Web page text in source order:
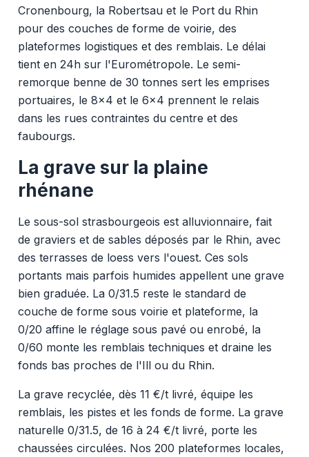
Cronenbourg, la Robertsau et le Port du Rhin
pour des couches de forme de voirie, des
plateformes logistiques et des remblais. Le délai
tient en 24h sur l'Eurométropole. Le semi-
remorque benne de 30 tonnes sert les emprises
portuaires, le 8x4 et le 6x4 prennent le relais
dans les rues contraintes du centre et des
faubourgs.
La grave sur la plaine
rhénane
Le sous-sol strasbourgeois est alluvionnaire, fait
de graviers et de sables déposés par le Rhin, avec
des terrasses de loess vers l'ouest. Ces sols
portants mais parfois humides appellent une grave
bien graduée. La 0/31.5 reste le standard de
couche de forme sous voirie et plateforme, la
0/20 affine le réglage sous pavé ou enrobé, la
0/60 monte les remblais techniques et draine les
fonds bas proches de l'Ill ou du Rhin.
La grave recyclée, dès 11 €/t livré, équipe les
remblais, les pistes et les fonds de forme. La grave
naturelle 0/31.5, de 16 à 24 €/t livré, porte les
chaussées circulées. Nos 200 plateformes locales,